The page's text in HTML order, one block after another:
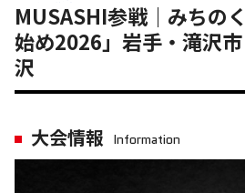
MUSASHI参戦｜みちの
始め2026」岩手・滝沢
沢
大会情報 Information